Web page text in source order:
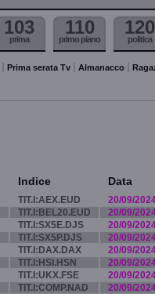
103
prima
110
primo piano
120
politica
Prima serata Tv Almanacco
Indice Data
TIT.I:AEX.EUD
20/09/
TIT.I:BEL20.EUD
20/09/
TIT.I:SX5E.DJS
20/09/
TIT.I:SX5P.DJS
20/09/
TIT.I:DAX.DAX
20/09/
TIT.I:HSI.HSN
20/09/
TIT.I:UKX.FSE
20/09/
TIT.I:COMP.NAD
20/09/